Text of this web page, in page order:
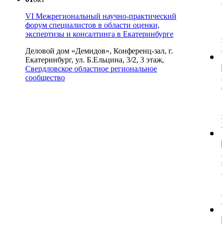
VI Межрегиональный научно-практический
форум специалистов в области оценки,
экспертизы и консалтинга в Екатеринбурге
Деловой дом «Демидов», Конференц-зал, г.
Екатеринбург, ул. Б.Ельцина, 3/2, 3 этаж,
Свердловское областное региональное
сообщество